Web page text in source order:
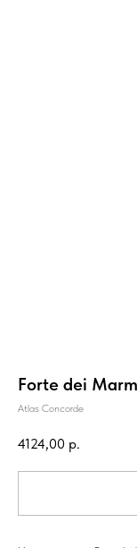
Forte dei
Atlas Concorde
4124,00 р.